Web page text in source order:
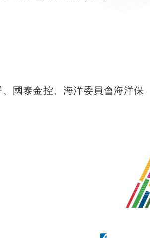
國泰金控、海洋委員會海洋保